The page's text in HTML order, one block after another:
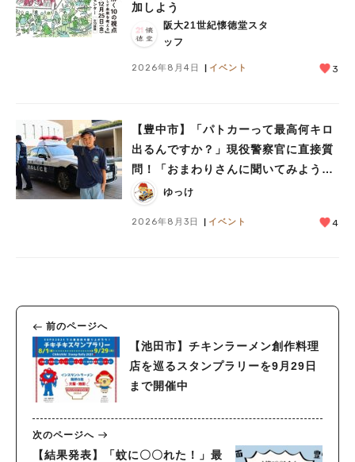
加しよう
阪大21世紀懐徳堂スタ
ッフ
2026年8月4日 イベント 3
【豊中市】「パトカーって最高何キロ
出るんですか？」現役警察官に直接質
問！「おまわりさんに聞いてみよう」
に参加しました
ゆっけ
2026年8月3日 イベント 4
前のページへ
【池田市】チキンラーメン創作料理
店を巡るスタンプラリーを9月29日
まで開催中
次のページへ
【結果発表】「蚊に〇〇れた！」最